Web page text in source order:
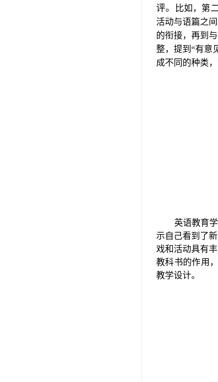
评。
比如，第
活动与语篇之
的衔接，再到
整，提到“有意
成不同的种类
英语教育
示自己看到了
戏和活动具有
教科书的作用
教学设计。